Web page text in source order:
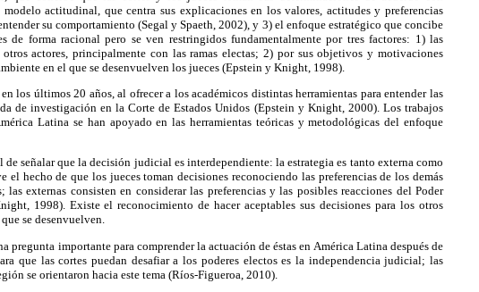
actitudinal, que centra sus explicaciones en los valores, actitudes y preferencias
su comportamiento (Segal y Spaeth, 2002), y 3) el enfoque estratégico que concibe
de forma racional pero se ven restringidos fundamentalmente por tres factores: 1) las
actores, principalmente con las ramas electas; 2) por sus objetivos y motivaciones
en el que se desenvuelven los jueces (Epstein y Knight, 1998).
los últimos 20 años, al ofrecer a los académicos distintas herramientas para entender las
de investigación en la Corte de Estados Unidos (Epstein y Knight, 2000). Los trabajos
Latina se han apoyado en las herramientas teóricas y metodológicas del enfoque
de señalar que la decisión judicial es interdependiente: la estrategia es tanto externa como
el hecho de que los jueces toman decisiones reconociendo las preferencias de los demás
las externas consisten en considerar las preferencias y las posibles reacciones del Poder
1998). Existe el reconocimiento de hacer aceptables sus decisiones para los otros
se desenvuelven.
pregunta importante para comprender la actuación de éstas en América Latina después de
que las cortes puedan desafiar a los poderes electos es la independencia judicial; las
se orientaron hacia este tema (Ríos-Figueroa, 2010).